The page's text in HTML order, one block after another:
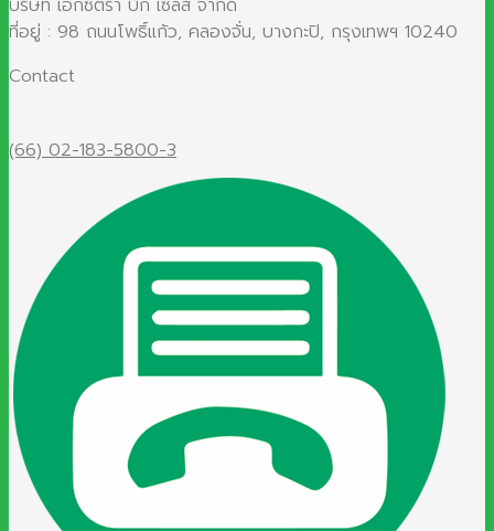
บริษัท เอ๊กซ์ตร้า บิ๊ก เซลส์ จำกัด
ที่อยู่ : 98 ถนนโพธิ์แก้ว, คลองจั่น, บางกะปิ, กรุงเทพฯ 10240
Contact
(66) 02-183-5800-3